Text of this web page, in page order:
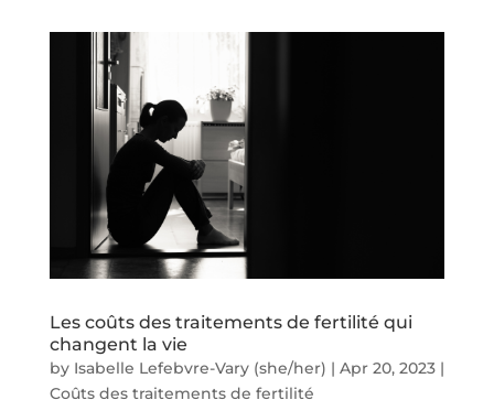
Les coûts des traitements de fertilité qui
changent la vie
by Isabelle Lefebvre-Vary (she/her) | Apr 20, 2023|
Coûts des traitements de fertilité